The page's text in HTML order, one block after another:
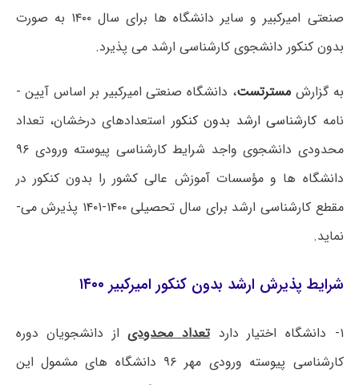
صنعتی امیرکبیر و سایر دانشگاه ­ها برای سال ۱۴۰۰ به صورت
بدون کنکور دانشجوی کارشناسی ارشد می پذیرد.
به گزارشمسترتست، دانشگاه صنعتی امیرکبیر بر اساس آیین ­
نامه کارشناسی ارشد بدون کنکور استعدادهای درخشان، تعداد
محدودی دانشجوی واجد شرایط کارشناسی پیوسته ورودی ۹۶
دانشگاه ­ها و مؤسسات آموزش عالی کشور را بدون کنکور در
مقطع کارشناسی ­ارشد برای سال تحصیلی ۱۴۰۰-۱۴۰۱ پذیرش می­
نماید.
شرایط پذیرش ارشد بدون کنکور امیرکبیر ۱۴۰۰
۱- دانشگاه اختیار دارد تعداد محدودیاز دانشجویان دوره
کارشناسی پیوسته ورودی مهر ۹۶ دانشگاه ­های مشمول این